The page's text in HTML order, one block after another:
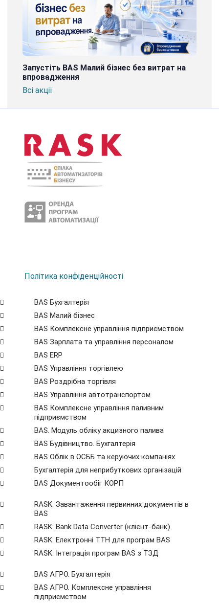
Запустіть BAS Малий бізнес без витрат на
впровадження
Всі акції
Політика конфіденційності
BAS Бухгалтерія
BAS Малий бізнес
BAS Комплексне управління підприємством
BAS Зарплата та управління персоналом
BAS ERP
BAS Управління торгівлею
BAS Роздрібна торгівля
BAS Управління автотранспортом
BAS Комплексне управління паливним
підприємством
BAS. Модуль обліку акцизного палива
BAS Будівництво. Бухгалтерія
BAS Облік в ОСББ та керуючих компаніях
Бухгалтерія для неприбуткових організацій
BAS Документообіг КОРП
RASK: Завантаження первинних документів в
BAS
RASK: Bank Data Сonverter (клієнт-банк)
RASK: Електронні ТТН для програм BAS
RASK: Інтеграція програм BAS з ТЗД
BAS АГРО. Бухгалтерія
BAS АГРО. Комплексне управління
підприємством